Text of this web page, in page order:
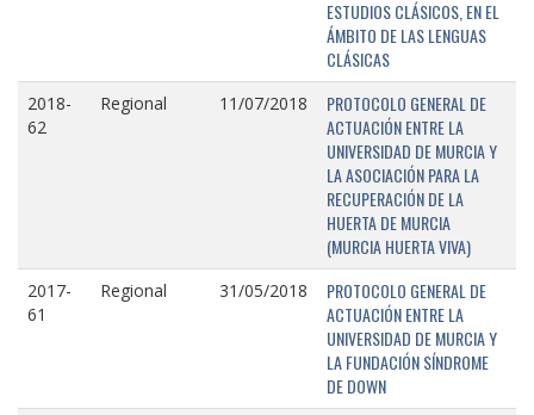
ESTUDIOS CLÁSICOS, EN EL
ÁMBITO DE LAS LENGUAS
CLÁSICAS
2018-
62
Regional 11/07/2018
PROTOCOLO GENERAL DE
ACTUACIÓN ENTRE LA
UNIVERSIDAD DE MURCIA Y
LA ASOCIACIÓN PARA LA
RECUPERACIÓN DE LA
HUERTA DE MURCIA
(MURCIA HUERTA VIVA)
2017-
61
Regional 31/05/2018
PROTOCOLO GENERAL DE
ACTUACIÓN ENTRE LA
UNIVERSIDAD DE MURCIA Y
LA FUNDACIÓN SÍNDROME
DE DOWN